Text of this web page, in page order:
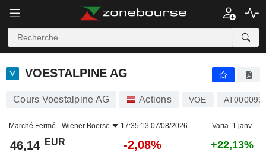
VOESTALPINE AG
VOESTALPINE AG
Cours Voestalpine AG Actions VOE
Marché Fermé - Wiener Boerse 17:35:13 07/08/2026 Varia. 1 janv.
46,14 EUR -2,08% +22,13%